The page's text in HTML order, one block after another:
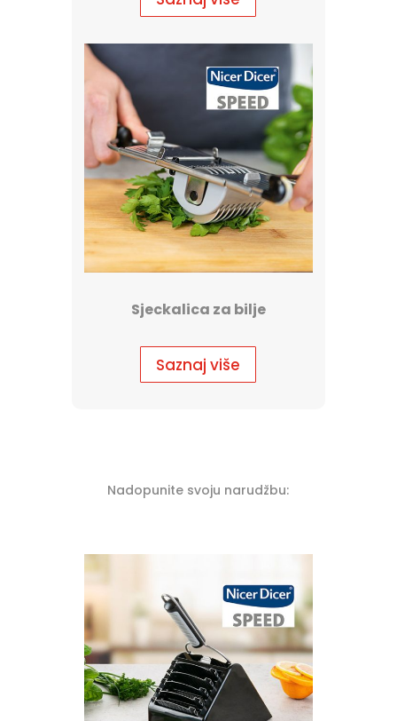
Sjeckalica za bilje
Saznaj više
Nadopunite svoju narudžbu: